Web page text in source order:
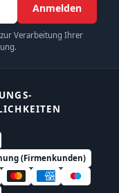
Anmelden
Verarbeitung Ihrer
(Firmenkunden)